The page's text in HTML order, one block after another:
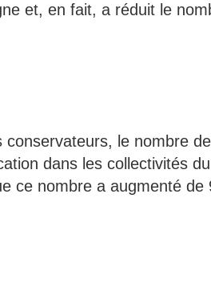
et, en fait, a réduit le
conservateurs, le nombre
dans les collectivités
ce nombre a augmenté de